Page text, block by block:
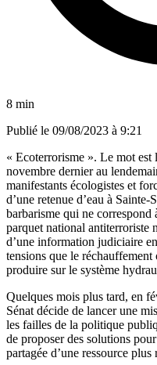
8 min
Publié le 09/08/2023 à 9:21
« Ecoterrorisme ». Le mot
novembre dernier au
manifestants écologistes et
d’une retenue d’eau à
barbarisme qui ne
parquet national antiterroriste
d’une information judiciaire
tensions que le
produire sur le système
Quelques mois plus tard, en
Sénat décide de lancer une
les failles de la politique
de proposer des solutions
partagée d’une ressource plus